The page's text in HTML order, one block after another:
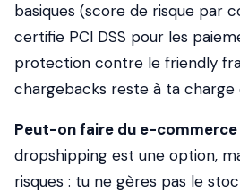
basiques (score de risque par
certifie PCI DSS pour les
protection contre le friendly
chargebacks reste à ta charge
Peut-on faire du e-commerce
dropshipping est une option,
risques : tu ne gères pas le